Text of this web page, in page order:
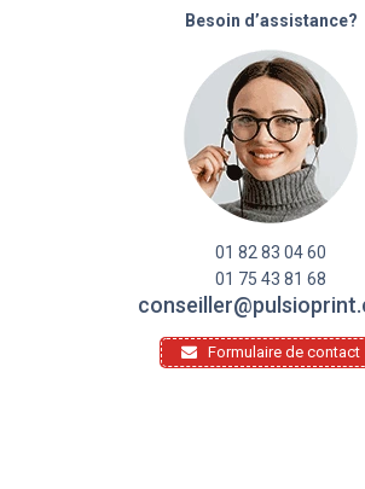
Besoin d’assistance?
01 82 83 04 60
01 75 43 81 68
Formulaire de contact